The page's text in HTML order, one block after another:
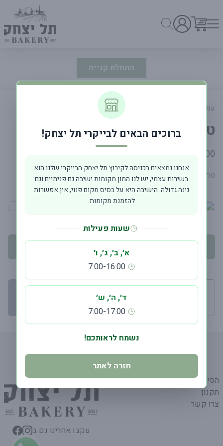
התחלת קנייה
עמוד ראשי מעדניה וסלטים
טחינה ירוקה
פרטי המוצר
18.00 ₪
טחינה ירוקה עם עשבי תיבול וליים 250 מ"ל
יש לבחור תאריך אספקה
הסיפור שלנו
תקנון
צרו קשר
עקבו אחרינו גם ב
ברוכים הבאים לבייקרי תל יצחק!
אנחנו נמצאים בכניסה לקיבוץ תל יצחק הבייקרי שלנו הוא
בשירות עצמי, יש לנו המון מקומות ישיבה גם פנימיים וגם
גינה גדולה. הישיבה היא על בסיס מקום פנוי, אין אפשרות
להזמנת מקומות.
שעות פעילות
א׳, ב׳, ג׳, ו׳
7:00-16:00
ד׳, ה׳, ש׳
7:00-17:00
נשמח לראותכם!
חזרה לאתר